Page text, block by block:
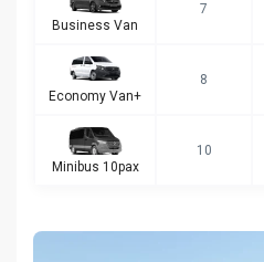
Business Van
7
Economy Van+
8
Minibus 10pax
10